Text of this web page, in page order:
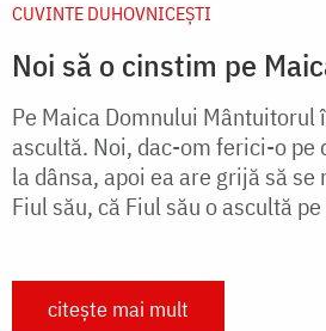
CUVINTE DUHOVNICEȘTI
Noi să o cinstim pe
Pe Maica Domnului Mântuitorul
ascultă. Noi, dac-om ferici-o pe
la dânsa, apoi ea are grijă să
Fiul său, că Fiul său o ascultă
citește mai mult